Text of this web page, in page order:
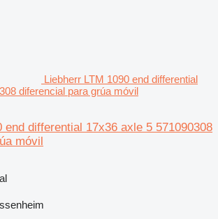
Liebherr LTM 1090 end differential
diferencial para grúa móvil
end differential 17x36 axle 5 571090308
móvil